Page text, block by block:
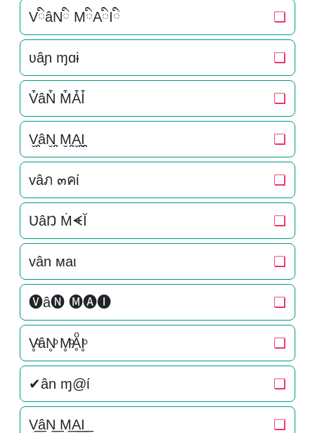
VིâNི MིAིIི ❏
ʋâɲ ɱɑɨ ❏
V͒âN͒ M͒A͒I͒ ❏
V̬̤̯âN̬̤̯ M̬̤̯A̬̤̯I̬̤̯ ❏
vâภ ๓คί ❏
ƲâŊ ṀᗛĬ ❏
vân мaι ❏
🅥â🅝 🅜🅐🅘 ❏
V̥ͦâN̥ͦ M̥ͦḀͦI̥ͦ ❏
✔ân ɱ@ί ❏
V͟͟âN͟͟ M͟͟A͟͟I͟͟ ❏